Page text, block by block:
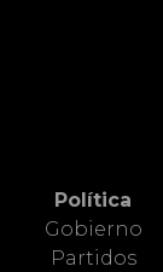
Política
Gobierno
Partidos